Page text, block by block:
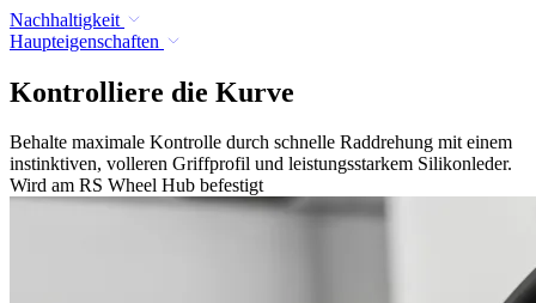
Nachhaltigkeit
Haupteigenschaften
Kontrolliere die Kurve
Behalte maximale Kontrolle durch schnelle Raddrehung mit einem
instinktiven, volleren Griffprofil und leistungsstarkem Silikonleder.
Wird am RS Wheel Hub befestigt